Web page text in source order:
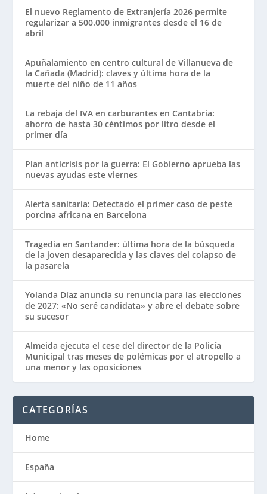
El nuevo Reglamento de Extranjería 2026 permite
regularizar a 500.000 inmigrantes desde el 16 de
abril
Apuñalamiento en centro cultural de Villanueva de
la Cañada (Madrid): claves y última hora de la
muerte del niño de 11 años
La rebaja del IVA en carburantes en Cantabria:
ahorro de hasta 30 céntimos por litro desde el
primer día
Plan anticrisis por la guerra: El Gobierno aprueba las
nuevas ayudas este viernes
Alerta sanitaria: Detectado el primer caso de peste
porcina africana en Barcelona
Tragedia en Santander: última hora de la búsqueda
de la joven desaparecida y las claves del colapso de
la pasarela
Yolanda Díaz anuncia su renuncia para las elecciones
de 2027: «No seré candidata» y abre el debate sobre
su sucesor
Almeida ejecuta el cese del director de la Policía
Municipal tras meses de polémicas por el atropello a
una menor y las oposiciones
CATEGORÍAS
Home
España